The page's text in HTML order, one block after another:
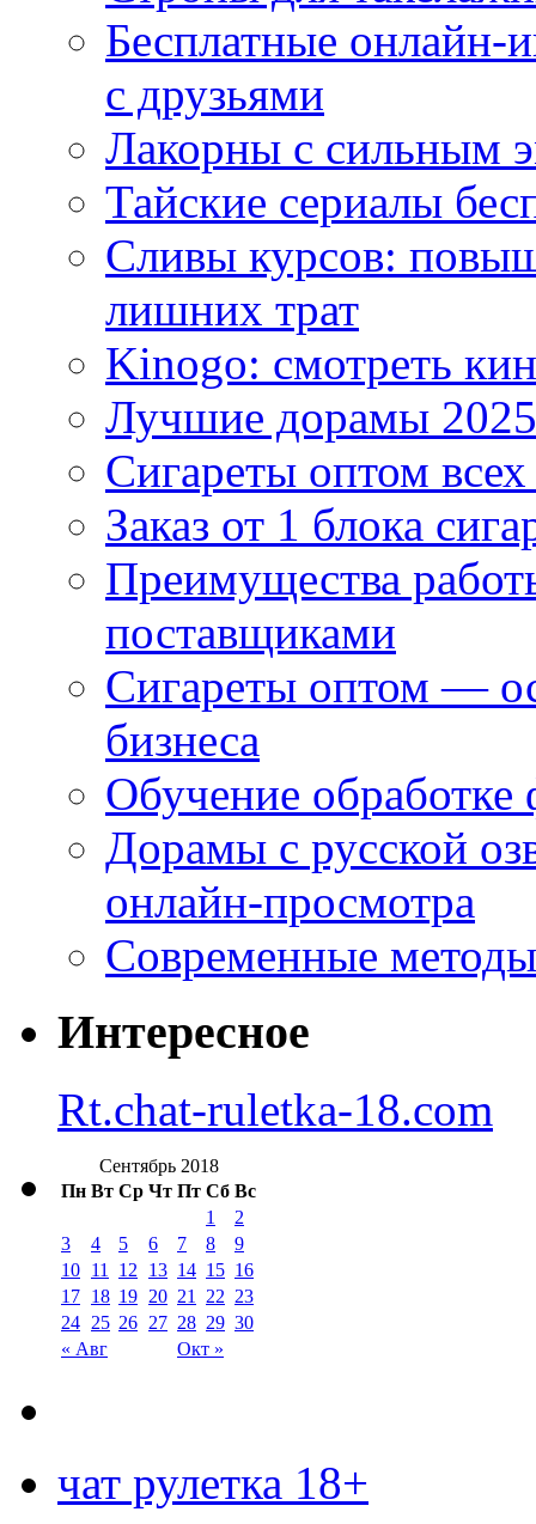
Бесплатные
с друзьями
Лакорны с сильным
Тайские сериалы
Сливы курсов:
лишних трат
Kinogo: смотреть
Лучшие дорамы
Сигареты оптом
Заказ от 1 блока
Преимущества
поставщиками
Сигареты оптом —
бизнеса
Обучение
Дорамы с русской
онлайн-просмотра
Современные
Интересное
Rt.chat-ruletka-18.com
Сентябрь 2018
Пн Вт Ср Чт Пт Сб Вс
« Авг Окт »
1
2
3
4 5 6 7 8
9
10 11 12 13 14 15 16
17 18 19 20 21 22 23
24 25 26 27 28 29 30
чат рулетка 18+